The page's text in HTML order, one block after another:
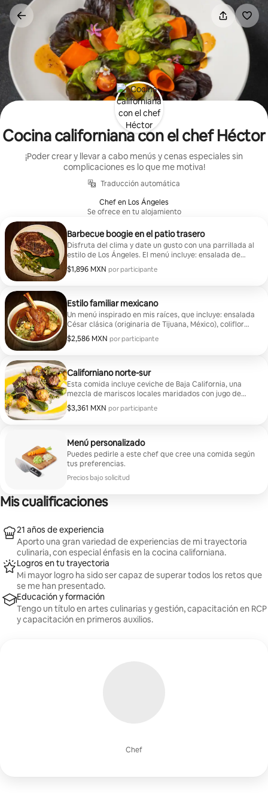
al
contenido
Cocina californiana con el chef Héctor
¡Poder crear y llevar a cabo menús y cenas especiales sin
complicaciones es lo que me motiva!
Traducción automática
Chef en Los Ángeles
Se ofrece en tu alojamiento
Barbecue boogie en el patio trasero
Disfruta del clima y date un gusto con una parrillada al
estilo de Los Ángeles. El menú incluye: ensalada de
sandía y queso feta, ensalada de papa, elote a la
parrilla, verduras asadas, pechuga de pollo marinada,
$1,896 MXN por participante
$1,896 MXN por participante
Estilo familiar mexicano
Un menú inspirado en mis raíces, que incluye: ensalada
César clásica (originaria de Tijuana, México), coliflor
asada con hierbas, papas fingerling crujientes, costillas
de res a la barbacoa asadas a fuego lento, pierna de
Puedo adaptarme a las alergias.
$2,586 MXN por participante
$2,586 MXN por participante
Californiano norte-sur
Esta comida incluye ceviche de Baja California, una
mezcla de mariscos locales maridados con jugo de
limón fresco, dátiles del Valle de Coachella con queso
azul y un alioli de chipotle, una ensalada de verduras
asado con chícharos, espárragos, cebolla y aji verde,
además de papas asadas al estilo neoyorquino de
Santa María con calabaza de verano y chimichurri de
ajo negro. También incluye postre.
$3,361 MXN por participante
$3,361 MXN por participante
Menú personalizado
Puedes pedirle a este chef que cree una comida según
tus preferencias.
Precios bajo solicitud
Mis cualificaciones
Chef
21 años de experiencia
Aporto una gran variedad de experiencias de mi trayectoria
culinaria, con especial énfasis en la cocina californiana.
Logros en tu trayectoria
Mi mayor logro ha sido ser capaz de superar todos los retos que
se me han presentado.
Educación y formación
Tengo un título en artes culinarias y gestión, capacitación en RCP
y capacitación en primeros auxilios.